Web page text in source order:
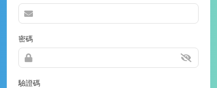
密碼
驗證碼